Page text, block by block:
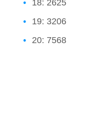
18: 2625
19: 3206
20: 7568